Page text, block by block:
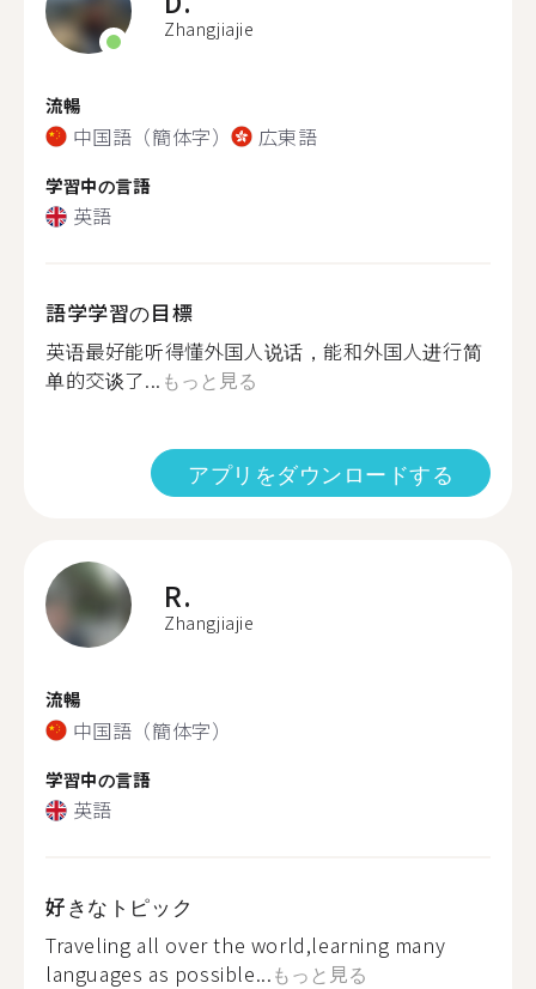
Zhangjiajie
流暢
中国語（簡体字） 広東語
学習中の言語
英語
語学学習の目標
英语最好能听得懂外国人说话，能和外国人进行简
单的交谈了... もっと見る
アプリをダウンロードする
R.
Zhangjiajie
流暢
中国語（簡体字）
学習中の言語
英語
好きなトピック
Traveling all over the world,learning many
languages as possible...もっと見る